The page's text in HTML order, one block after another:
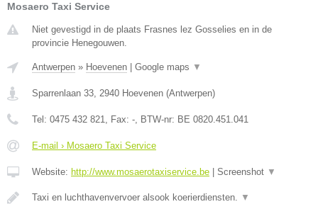
Mosaero Taxi Service
Niet gevestigd in de plaats Frasnes lez Gosselies en in de
provincie Henegouwen.
Antwerpen » Hoevenen Google maps ▼
Sparrenlaan 33, 2940 Hoevenen (Antwerpen)
Tel: 0475 432 821, Fax: -, BTW-nr: BE 0820.451.041
E-mail › Mosaero Taxi Service
Website: http://www.mosaerotaxiservice.be Screenshot ▼
Taxi en luchthavenvervoer alsook koerierdiensten. ▼